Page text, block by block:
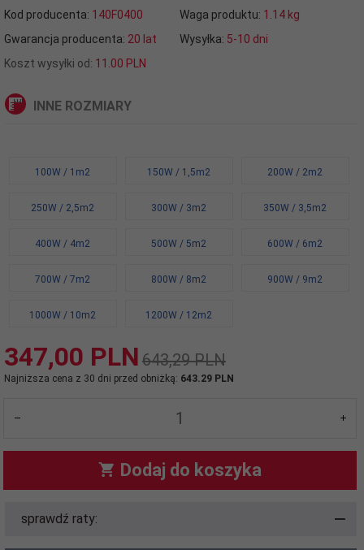
Kod producenta: 140F0400 Waga produktu: 1.14 kg
Gwarancja producenta: 20 lat Wysyłka: 5-10 dni
Koszt wysyłki od: 11.00 PLN
INNE ROZMIARY
100W / 1m2 150W / 1,5m2 200W / 2m2
250W / 2,5m2 300W / 3m2 350W / 3,5m2
400W / 4m2 500W / 5m2 600W / 6m2
700W / 7m2 800W / 8m2 900W / 9m2
1000W / 10m2 1200W / 12m2
347,00 PLN 643,29 PLN
Najniższa cena z 30 dni przed obniżką: 643.29 PLN
Dodaj do koszyka
sprawdź raty: